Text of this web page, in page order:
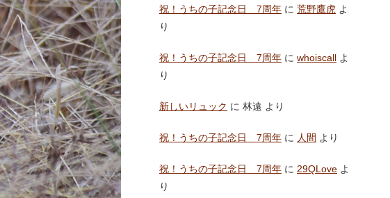
祝！うちの子記念日 7周年 に 荒野鷹虎 よ
り
祝！うちの子記念日 7周年 に whoiscall よ
り
新しいリュック に 林遠 より
祝！うちの子記念日 7周年 に 人間 より
祝！うちの子記念日 7周年 に 29QLove よ
り